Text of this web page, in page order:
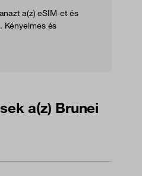
a(z) eSIM-et és
Kényelmes és
a(z) Brunei